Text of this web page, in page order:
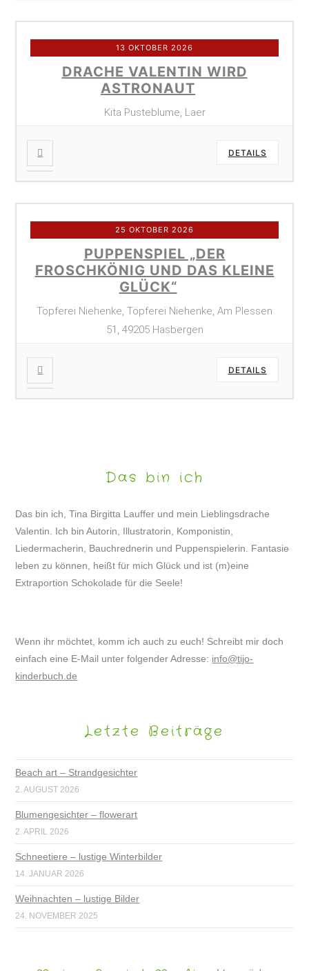
13 OKTOBER 2026
DRACHE VALENTIN WIRD
ASTRONAUT
Kita Pusteblume, Laer
DETAILS
25 OKTOBER 2026
PUPPENSPIEL „DER
FROSCHKÖNIG UND DAS KLEINE
GLÜCK“
Töpferei Niehenke, Töpferei Niehenke, Am Plessen
51, 49205 Hasbergen
DETAILS
Das bin ich
Das bin ich, Tina Birgitta Lauffer und mein Lieblingsdrache
Valentin. Ich bin Autorin, Illustratorin, Komponistin,
Liedermacherin, Bauchrednerin und Puppenspielerin. Fantasie
leben zu können, heißt für mich Glück und ist (m)eine
Extraportion Schokolade für die Seele!
Wenn ihr möchtet, komm ich auch zu euch! Schreibt mir doch
einfach eine E-Mail unter folgender Adresse: info@tijo-
kinderbuch.de
Letzte Beiträge
Beach art – Strandgesichter
2. AUGUST 2026
Blumengesichter – flowerart
2. APRIL 2026
Schneetiere – lustige Winterbilder
14. JANUAR 2026
Weihnachten – lustige Bilder
24. NOVEMBER 2025